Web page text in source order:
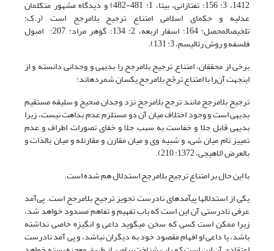
1412، 3: 156؛ تفتازانی، بی‏تا، 1: 481-482) و دیدگاه مشهور متکلمان
عدلیه و حکمای اسلامی امتناع ترجیح بلامرجح است (ر.ک:
تلخیص‏المحصل: 164؛ اسفار اربعه، 2: 134؛ گوهر مراد: 207؛ اصول
فلسفه و روش رئالیسم، 3: 131).
برخی از محققان، امتناع ترجیح بلامرجح را بدیهی و وجدانی دانسته و از
این‏جهت آن‌را با امتناع ترجّح بلامرجح یکسان شمرده‎اند:
ترجیح بلامرجح مانند ترجح بلامرجح نزد وجدان صحیح و سلیقه مستقیم
بدیهی است و وجود اختلاف میان آن دو مستلزم عدم بداهت نیست، زیرا
بدیهی قابل جلا و خفاست به سبب جلا و خفای تصورات اطراف و عدم
تمییز تام میان شیء و شبیه وی و میان مقارن و مقارن‏له و میان بالذات و
بالعرض (لاهیجی، 1372: 210).
با این حال بر امتناع ترجیح بلامرجح استدلال هم شده است.
یکی از استدلال‎ها پی‎آمدهای نادرست تجویز ترجیح بلامرجح است. پی‌آمد
عرفی نادرستی آن این است که باب تفهیم و تفاهم مسدود خواهد شد،
زیرا ممکن است کسی که سخن می‎گوید داعی و انگیزه خاصی نداشته
باشد، یا داعی او افهام مقصود خود به دیگران نباشد، و پی آمد نادرست